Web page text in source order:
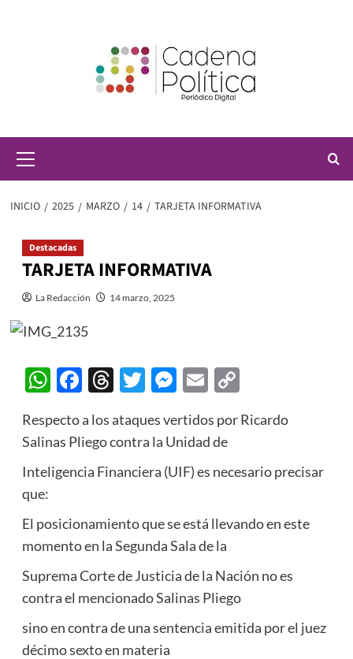
principal
INICIO 2025 MARZO 14 TARJETA INFORMATIVA
Destacadas
TARJETA INFORMATIVA
La Redacción 14 marzo, 2025
WhatsApp
Facebook
Threads
Twitter
Messenger
EmailCopy
Respecto a los ataques vertidos por Ricardo
Salinas Pliego contra la Unidad de
Inteligencia Financiera (UIF) es necesario precisar
que:
El posicionamiento que se está llevando en este
momento en la Segunda Sala de la
Suprema Corte de Justicia de la Nación no es
contra el mencionado Salinas Pliego
sino en contra de una sentencia emitida por el juez
décimo sexto en materia